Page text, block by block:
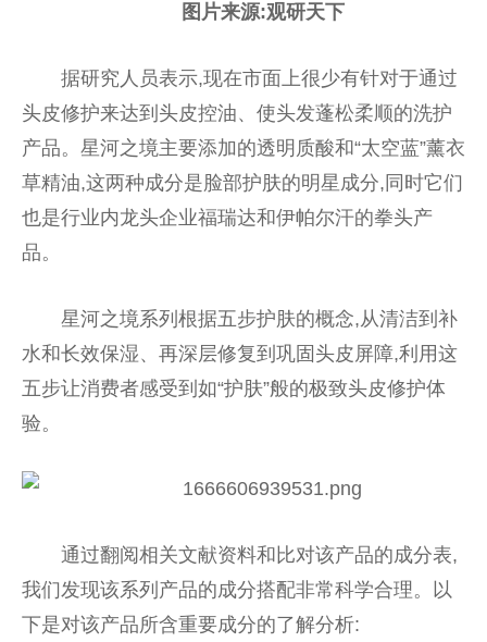
图片来源:观研天下
据研究人员表示,现在市面上很少有针对于通过
头皮修护来达到头皮控油、使头发蓬松柔顺的洗护
产品。星河之境主要添加的透明质酸和“太空蓝”薰衣
草精油,这两种成分是脸部护肤的明星成分,同时它们
也是行业内龙头企业福瑞达和伊帕尔汗的拳头产
品。
星河之境系列根据五步护肤的概念,从清洁到补
水和长效保湿、再深层修复到巩固头皮屏障,利用这
五步让消费者感受到如“护肤”般的极致头皮修护体
验。
通过翻阅相关文献资料和比对该产品的成分表,
我们发现该系列产品的成分搭配非常科学合理。以
下是对该产品所含重要成分的了解分析: